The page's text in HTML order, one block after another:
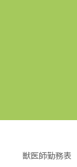
獣医師勤務表